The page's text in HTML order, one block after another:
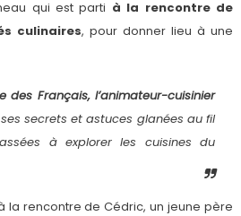
qui est parti à la rencontre de
culinaires, pour donner lieu à une
des Français, l’animateur-cuisinier
secrets et astuces glanées au fil
à explorer les cuisines du
la rencontre de Cédric, un jeune père